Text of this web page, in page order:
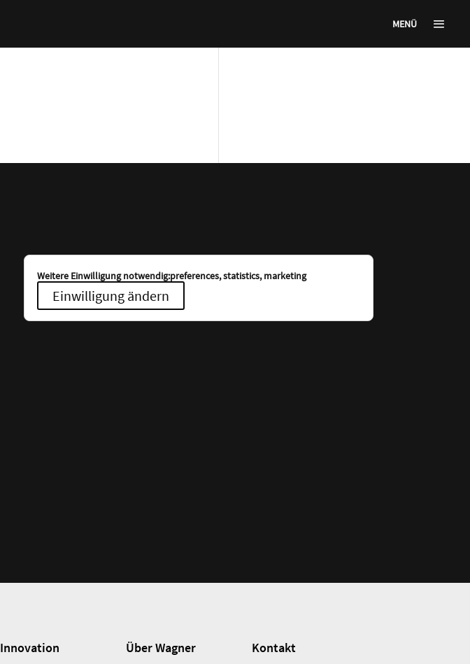
MENÜ
Weitere Einwilligung notwendig:preferences, statistics, marketing
Einwilligung ändern
Innovation
Über Wagner
Kontakt